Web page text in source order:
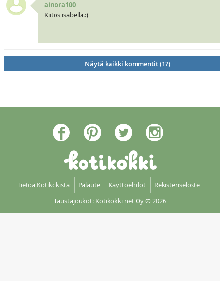
ainora100
Kiitos isabella.:)
Näytä kaikki kommentit (17)
Tietoa Kotikokista Palaute Käyttöehdot
Rekisteriseloste
Taustajoukot: Kotikokki net Oy© 2026